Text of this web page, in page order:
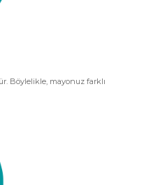
Böylelikle, mayonuz farklı